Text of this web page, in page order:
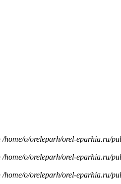
/home/o/oreleparh/orel-eparhia.ru/
/home/o/oreleparh/orel-eparhia.ru/
/home/o/oreleparh/orel-eparhia.ru/